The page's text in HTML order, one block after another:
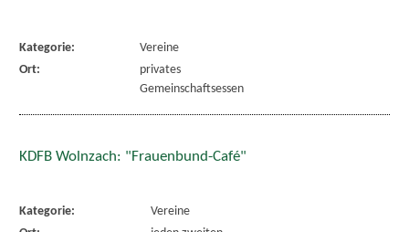
Kategorie:
Vereine
Ort:
privates
Gemeinschaftsessen
KDFB Wolnzach: "Frauenbund-Café"
Kategorie:
Vereine